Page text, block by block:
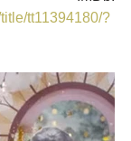
tt11394180/?